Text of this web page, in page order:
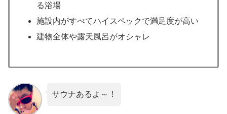
る浴場
施設内がすべてハイスペックで満足度が高い
建物全体や露天風呂がオシャレ
サウナあるよ～！